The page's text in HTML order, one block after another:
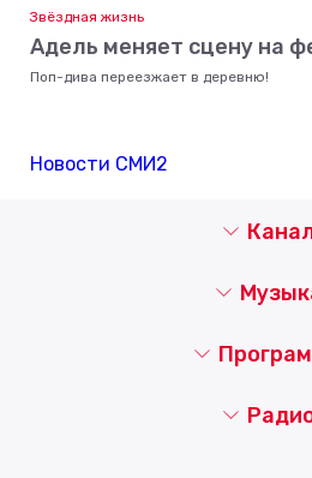
Звёздная жизнь
Адель меняет сцену на
Поп-дива переезжает в деревню!
Новости СМИ2